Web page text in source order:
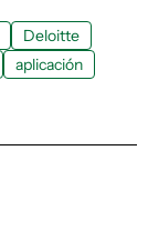
Deloitte
aplicación